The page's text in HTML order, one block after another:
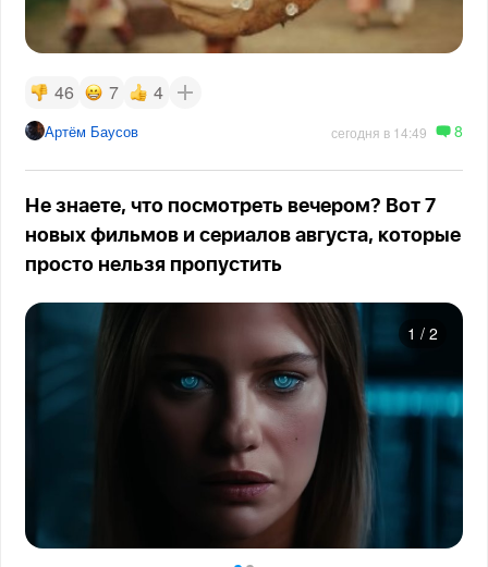
46 7 4
Артём Баусов сегодня в 14:49 8
Не знаете, что посмотреть вечером? Вот 7
новых фильмов и сериалов августа, которые
просто нельзя пропустить
1 / 2